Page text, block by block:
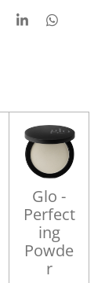
S
D
Glo -
Perfect
ing
Powde
r